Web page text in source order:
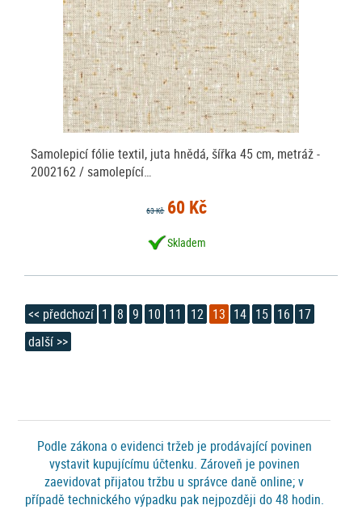
Samolepicí fólie textil, juta hnědá, šířka 45 cm, metráž -
2002162 / samolepící…
63 Kč 60 Kč
Skladem
<< předchozí 1 8 9 10 11 12 13 14 15 16 17
další >>
Podle zákona o evidenci tržeb je prodávající povinen
vystavit kupujícímu účtenku. Zároveň je povinen
zaevidovat přijatou tržbu u správce daně online; v
případě technického výpadku pak nejpozději do 48 hodin.